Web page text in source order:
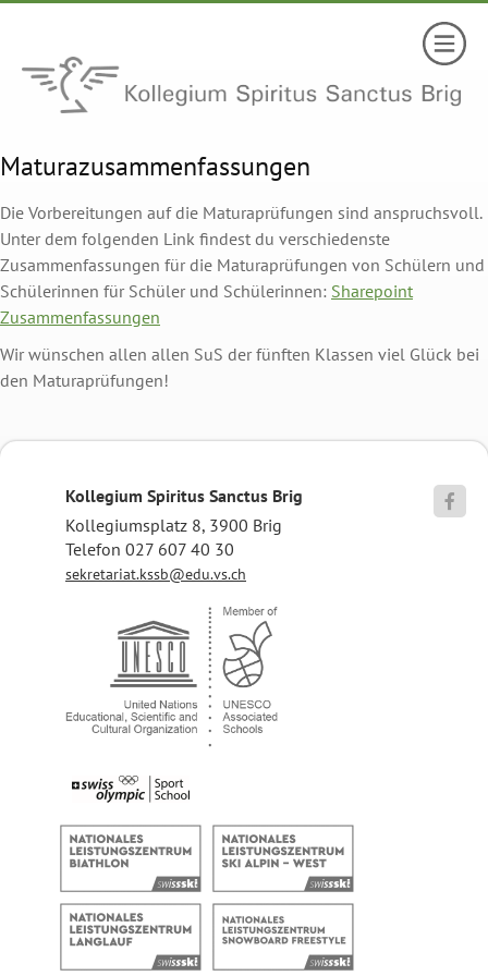
Maturazusammenfassungen
Die Vorbereitungen auf die Maturaprüfungen sind anspruchsvoll.
Unter dem folgenden Link findest du verschiedenste
Zusammenfassungen für die Maturaprüfungen von Schülern und
Schülerinnen für Schüler und Schülerinnen: Sharepoint
Zusammenfassungen
Wir wünschen allen allen SuS der fünften Klassen viel Glück bei
den Maturaprüfungen!
Kollegium Spiritus Sanctus Brig
Kollegiumsplatz 8, 3900 Brig
Telefon 027 607 40 30
sekretariat.kssb@edu.vs.ch
